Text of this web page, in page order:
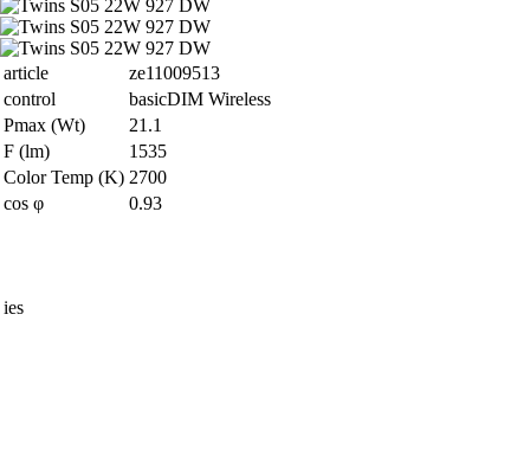
article
ze11009513
control
basicDIM Wireless
Pmax (Wt)
21.1
F (lm)
1535
Color Temp (K) 2700
cos φ
0.93
ies